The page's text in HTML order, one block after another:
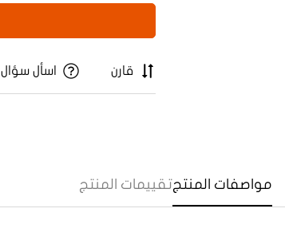
قارن اسأل سؤال
مواصفات المنتجتقييمات المنتج